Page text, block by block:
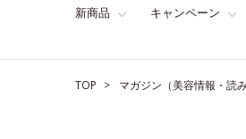
新商品 キャンペーン
TOP マガジン（美容情報・読み